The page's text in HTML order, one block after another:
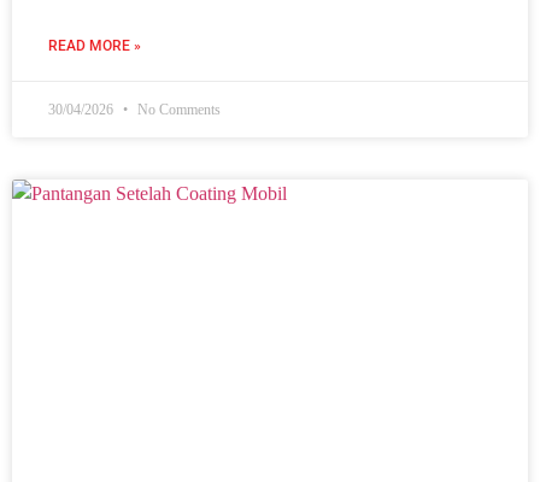
READ MORE »
30/04/2026 No Comments